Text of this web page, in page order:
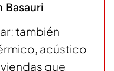
Basauri
también
acústico
que